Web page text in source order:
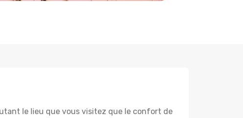
le lieu que vous visitez que le confort de